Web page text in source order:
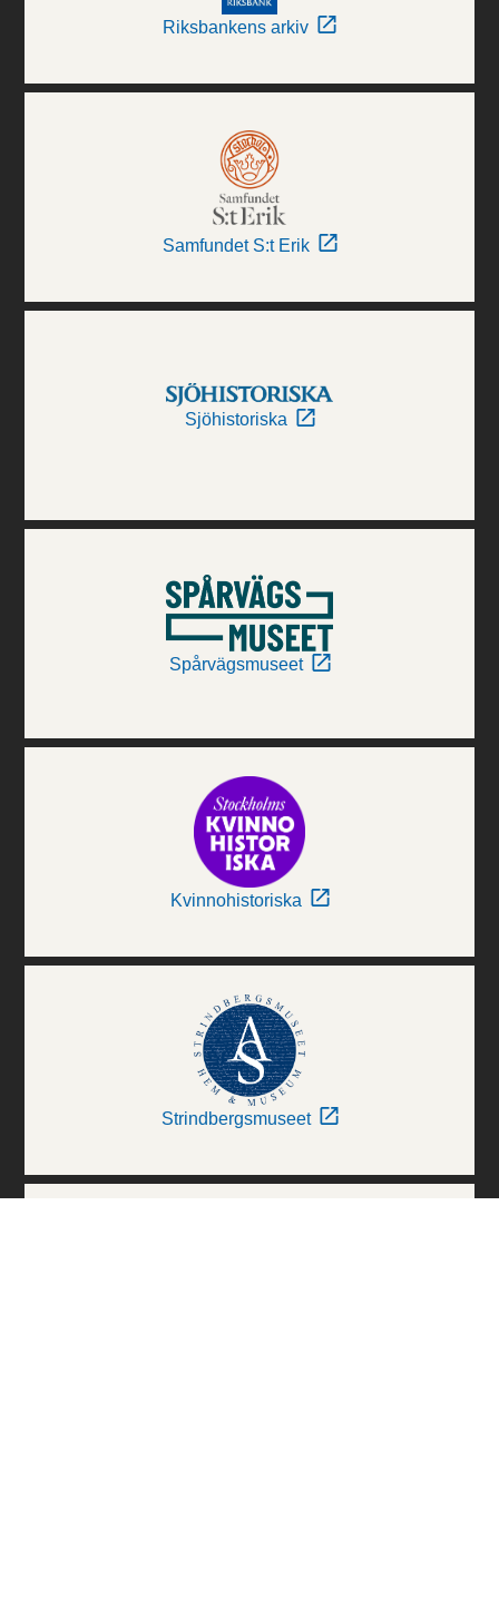
Riksbankens arkiv
Samfundet S:t Erik
Sjöhistoriska
Spårvägsmuseet
Kvinnohistoriska
Strindbergsmuseet